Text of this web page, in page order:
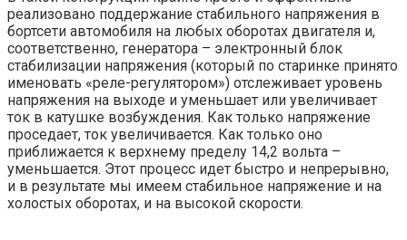
реализовано поддержание стабильного напряжения в
бортсети автомобиля на любых оборотах двигателя и,
соответственно, генератора – электронный блок
стабилизации напряжения (который по старинке принято
именовать «реле-регулятором») отслеживает уровень
напряжения на выходе и уменьшает или увеличивает
ток в катушке возбуждения. Как только напряжение
проседает, ток увеличивается. Как только оно
приближается к верхнему пределу 14,2 вольта –
уменьшается. Этот процесс идет быстро и непрерывно,
и в результате мы имеем стабильное напряжение и на
холостых оборотах, и на высокой скорости.